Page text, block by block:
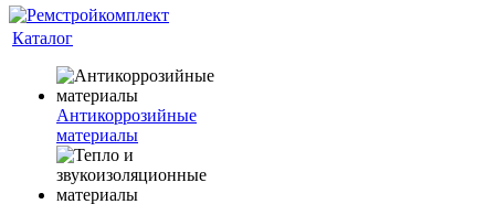
Каталог
Антикоррозийные
материалы